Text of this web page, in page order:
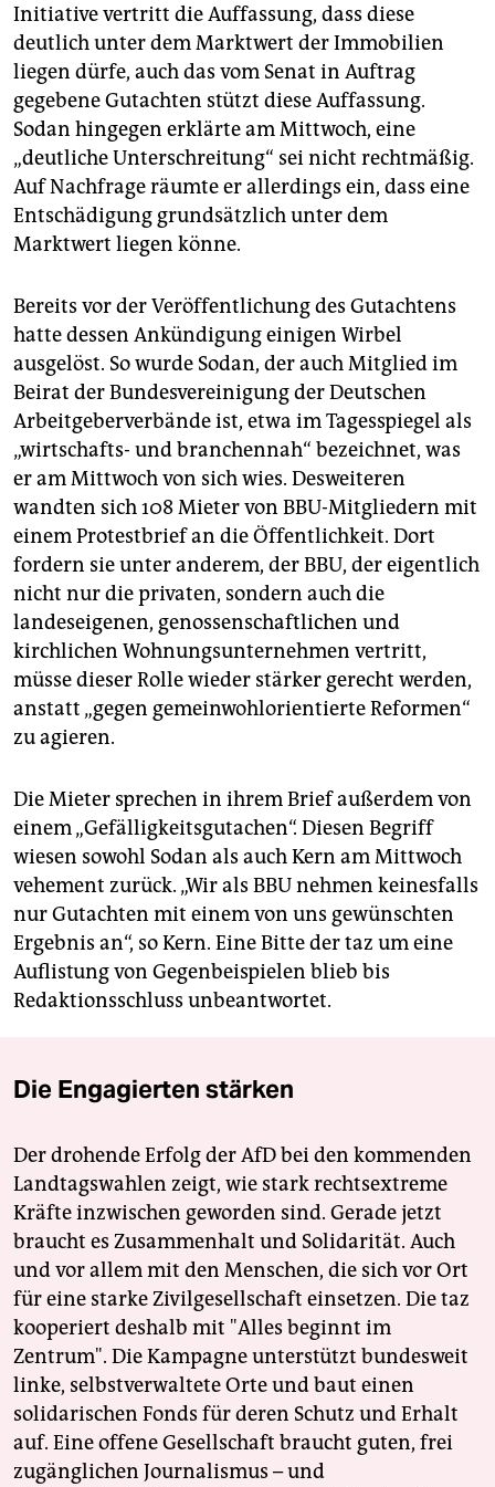
Initiative vertritt die Auffassung, dass diese
deutlich unter dem Marktwert der Immobilien
liegen dürfe, auch das vom Senat in Auftrag
gegebene Gutachten stützt diese Auffassung.
Sodan hingegen erklärte am Mittwoch, eine
„deutliche Unterschreitung“ sei nicht rechtmäßig.
Auf Nachfrage räumte er allerdings ein, dass eine
Entschädigung grundsätzlich unter dem
Marktwert liegen könne.
Bereits vor der Veröffentlichung des Gutachtens
hatte dessen Ankündigung einigen Wirbel
ausgelöst. So wurde Sodan, der auch Mitglied im
Beirat der Bundesvereinigung der Deutschen
Arbeitgeberverbände ist, etwa im Tagesspiegel als
„wirtschafts- und branchennah“ bezeichnet, was
er am Mittwoch von sich wies. Desweiteren
wandten sich 108 Mieter von BBU-Mitgliedern mit
einem Protestbrief an die Öffentlichkeit. Dort
fordern sie unter anderem, der BBU, der eigentlich
nicht nur die privaten, sondern auch die
landeseigenen, genossenschaftlichen und
kirchlichen Wohnungsunternehmen vertritt,
müsse dieser Rolle wieder stärker gerecht werden,
anstatt „gegen gemeinwohlorientierte Reformen“
zu agieren.
Die Mieter sprechen in ihrem Brief außerdem von
einem „Gefälligkeitsgutachen“. Diesen Begriff
wiesen sowohl Sodan als auch Kern am Mittwoch
vehement zurück. „Wir als BBU nehmen keinesfalls
nur Gutachten mit einem von uns gewünschten
Ergebnis an“, so Kern. Eine Bitte der taz um eine
Auflistung von Gegenbeispielen blieb bis
Redaktionsschluss unbeantwortet.
Die Engagierten stärken
Der drohende Erfolg der AfD bei den kommenden
Landtagswahlen zeigt, wie stark rechtsextreme
Kräfte inzwischen geworden sind. Gerade jetzt
braucht es Zusammenhalt und Solidarität. Auch
und vor allem mit den Menschen, die sich vor Ort
für eine starke Zivilgesellschaft einsetzen. Die taz
kooperiert deshalb mit "Alles beginnt im
Zentrum". Die Kampagne unterstützt bundesweit
linke, selbstverwaltete Orte und baut einen
solidarischen Fonds für deren Schutz und Erhalt
auf. Eine offene Gesellschaft braucht guten, frei
zugänglichen Journalismus – und